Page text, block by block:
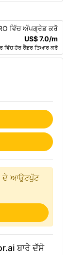
ਵਿੱਚ ਅੱਪਗ੍ਰੇਡ ਕਰੋ
US$ 7.0/m
ਵਿੱਚ ਹੋਰ ਰੈਂਡਰ ਤਿਆਰ ਕਰੋ
ਦੇ ਆਉਟਪੁੱਟ
ਬਾਰੇ ਦੱਸੋ